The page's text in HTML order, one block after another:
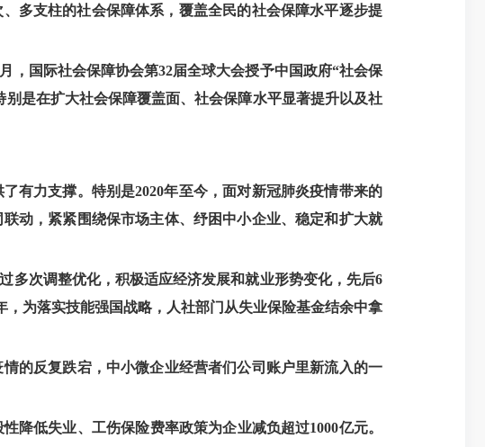
多支柱的社会保障体系，覆盖全民的社会保障水平逐步提
，国际社会保障协会第32届全球大会授予中国政府“社会保
是在扩大社会保障覆盖面、社会保障水平显著提升以及社
有力支撑。特别是2020年至今，面对新冠肺炎疫情带来的
动，紧紧围绕保市场主体、纾困中小企业、稳定和扩大就
多次调整优化，积极适应经济发展和就业形势变化，先后6
为落实技能强国战略，人社部门从失业保险基金结余中拿
的反复跌宕，中小微企业经营者们公司账户里新流入的一
降低失业、工伤保险费率政策为企业减负超过1000亿元。